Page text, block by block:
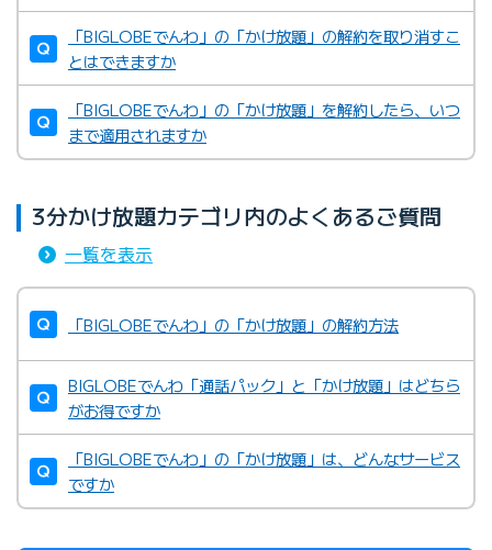
「BIGLOBEでんわ」の「かけ放題」の解約を取り消すこ
とはできますか
「BIGLOBEでんわ」の「かけ放題」を解約したら、いつ
まで適用されますか
3分かけ放題カテゴリ内のよくあるご質問
一覧を表示
「BIGLOBEでんわ」の「かけ放題」の解約方法
BIGLOBEでんわ「通話パック」と「かけ放題」はどちら
がお得ですか
「BIGLOBEでんわ」の「かけ放題」は、どんなサービス
ですか